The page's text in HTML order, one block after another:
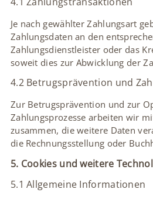
Je nach gewählter Zahlungsart
Zahlungsdaten an den
Zahlungsdienstleister oder das
soweit dies zur Abwicklung der
4.2 Betrugsprävention und
Zur Betrugsprävention und zur
Zahlungsprozesse arbeiten wir
zusammen, die weitere Daten
die Rechnungsstellung oder
5. Cookies und weitere
5.1 Allgemeine Informationen